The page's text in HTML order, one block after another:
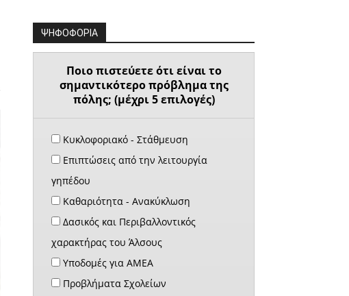
ΨΗΦΟΦΟΡΙΑ
Ποιο πιστεύετε ότι είναι το
σημαντικότερο πρόβλημα της
πόλης; (μέχρι 5 επιλογές)
Κυκλοφοριακό - Στάθμευση
Επιπτώσεις από την λειτουργία
γηπέδου
Καθαριότητα - Ανακύκλωση
Δασικός και Περιβαλλοντικός
χαρακτήρας του Άλσους
Υποδομές για ΑΜΕΑ
Προβλήματα Σχολείων